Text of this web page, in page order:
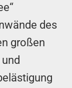
des
großen